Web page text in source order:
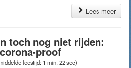
Lees meer
toch nog niet rijden:
proof
leestijd: 1 min, 22 sec)